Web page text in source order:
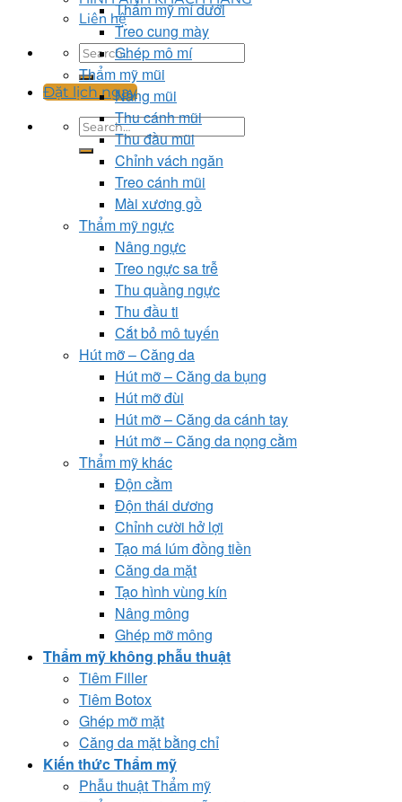
Liên hệ
Đặt lịch ngay
Thẩm mỹ mí dưới
Treo cung mày
Ghép mô mí
Thẩm mỹ mũi
Nâng mũi
Thu cánh mũi
Thu đầu mũi
Chỉnh vách ngăn
Treo cánh mũi
Mài xương gồ
Thẩm mỹ ngực
Nâng ngực
Treo ngực sa trễ
Thu quầng ngực
Thu đầu ti
Cắt bỏ mô tuyến
Hút mỡ – Căng da
Hút mỡ – Căng da bụng
Hút mỡ đùi
Hút mỡ – Căng da cánh tay
Hút mỡ – Căng da nọng cằm
Thẩm mỹ khác
Độn cằm
Độn thái dương
Chỉnh cười hở lợi
Tạo má lúm đồng tiền
Căng da mặt
Tạo hình vùng kín
Nâng mông
Ghép mỡ mông
Thẩm mỹ không phẫu thuật
Tiêm Filler
Tiêm Botox
Ghép mỡ mặt
Căng da mặt bằng chỉ
Kiến thức Thẩm mỹ
Phẫu thuật Thẩm mỹ